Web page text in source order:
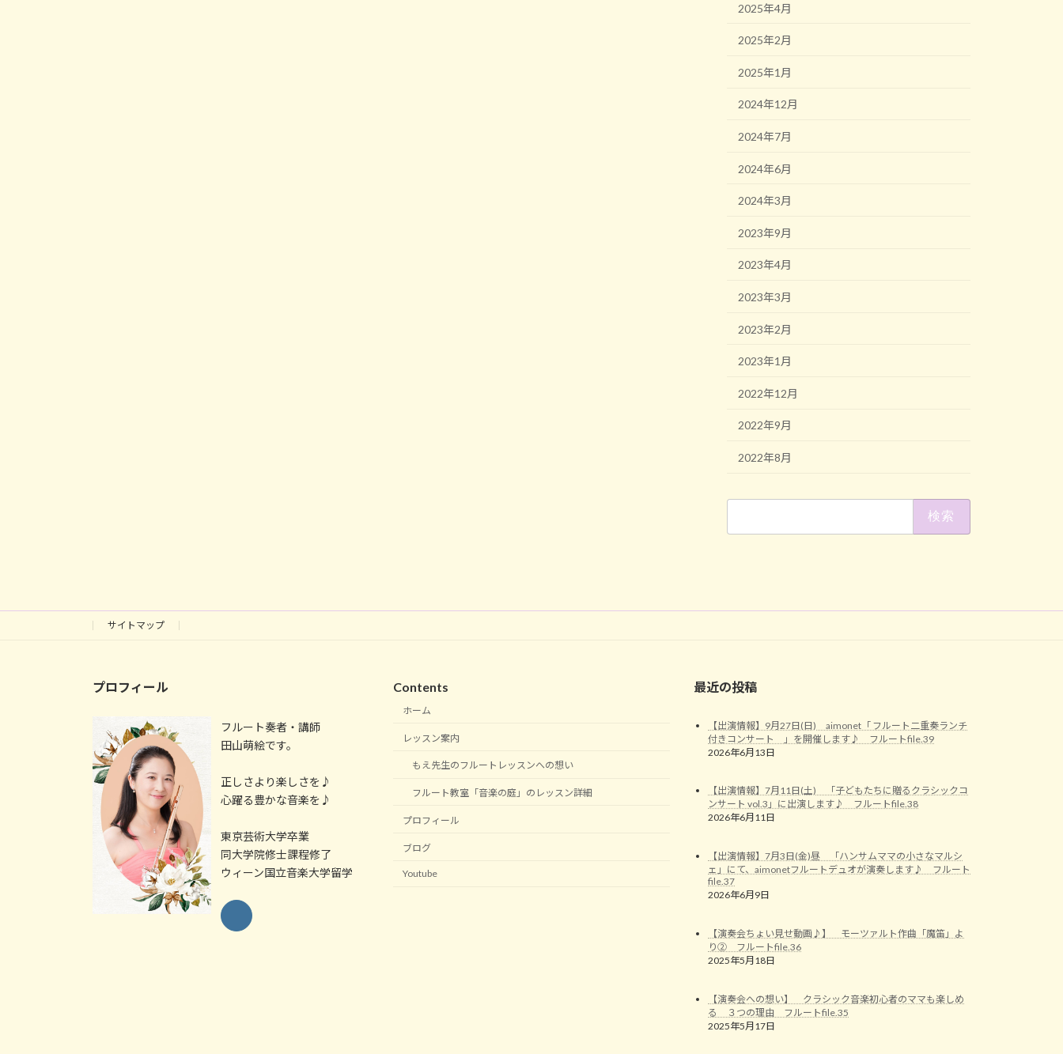
2025年4月
2025年2月
2025年1月
2024年12月
2024年7月
2024年6月
2024年3月
2023年9月
2023年4月
2023年3月
2023年2月
2023年1月
2022年12月
2022年9月
2022年8月
サイトマップ
プロフィール
フルート奏者・講師
田山萌絵です。
正しさより楽しさを♪
心躍る豊かな音楽を♪
東京芸術大学卒業
同大学院修士課程修了
ウィーン国立音楽大学留学
Contents
ホーム
レッスン案内
もえ先生のフルートレッスンへの想い
フルート教室「音楽の庭」のレッスン詳細
プロフィール
ブログ
Youtube
最近の投稿
【出演情報】9月27日(日) aimonet「 フルート二重奏ランチ
付きコンサート 」を開催します♪ フルートfile.39
2026年6月13日
【出演情報】7月11日(土) 「子どもたちに贈るクラシックコ
ンサート vol.3」に出演します♪ フルートfile.38
2026年6月11日
【出演情報】7月3日(金)昼 「ハンサムママの小さなマルシ
ェ」にて、aimonetフルートデュオが演奏します♪ フルート
file.37
2026年6月9日
【演奏会ちょい見せ動画♪】 モーツァルト作曲「魔笛」よ
り② フルートfile.36
2025年5月18日
【演奏会への想い】 クラシック音楽初心者のママも楽しめ
る ３つの理由 フルートfile.35
2025年5月17日